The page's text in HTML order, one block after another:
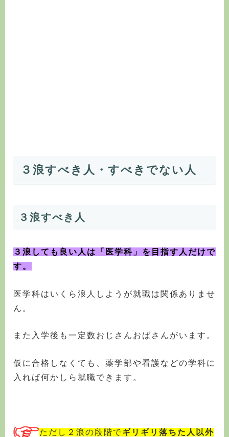
３浪すべき人・すべきでない人
３浪すべき人
３浪しても良い人は「医学科」を目指す人だけで
す。
医学科はいくら浪人しようが就職は関係ありませ
ん。
また入学後も一定数おじさんおばさんがいます。
仮に合格しなくても、薬学部や看護などの学科に
入れば何かしら就職できます。
ただし２浪の段階でギリギリ落ちた人以外